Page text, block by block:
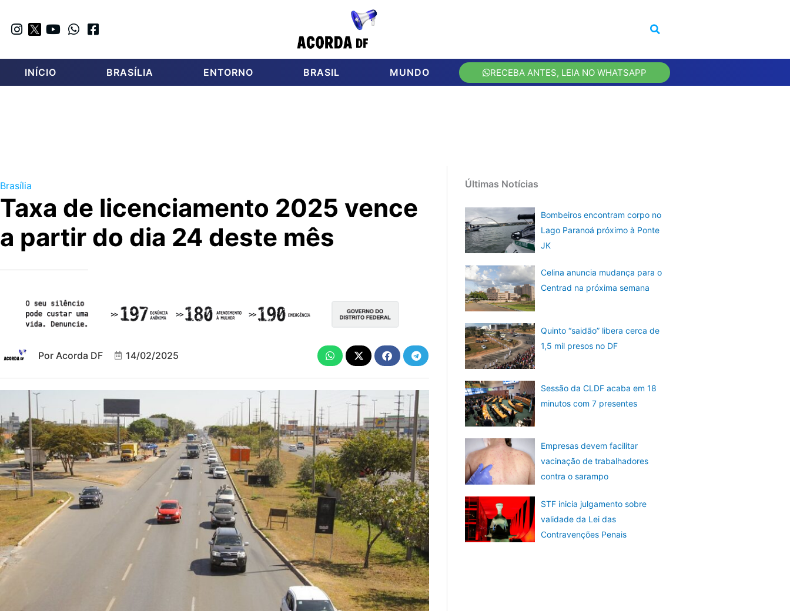
INÍCIO BRASÍLIA ENTORNO BRASIL MUNDO RECEBA ANTES, LEIA NO WHATSAPP
Brasília
Taxa de licenciamento 2025 vence
a partir do dia 24 deste mês
Por Acorda DF 14/02/2025
Últimas Notícias
Bombeiros encontram corpo no
Lago Paranoá próximo à Ponte
JK
Celina anuncia mudança para o
Centrad na próxima semana
Quinto “saidão” libera cerca de
1,5 mil presos no DF
Sessão da CLDF acaba em 18
minutos com 7 presentes
Empresas devem facilitar
vacinação de trabalhadores
contra o sarampo
STF inicia julgamento sobre
validade da Lei das
Contravenções Penais